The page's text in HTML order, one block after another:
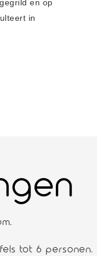
en op
in
tot 6 personen.